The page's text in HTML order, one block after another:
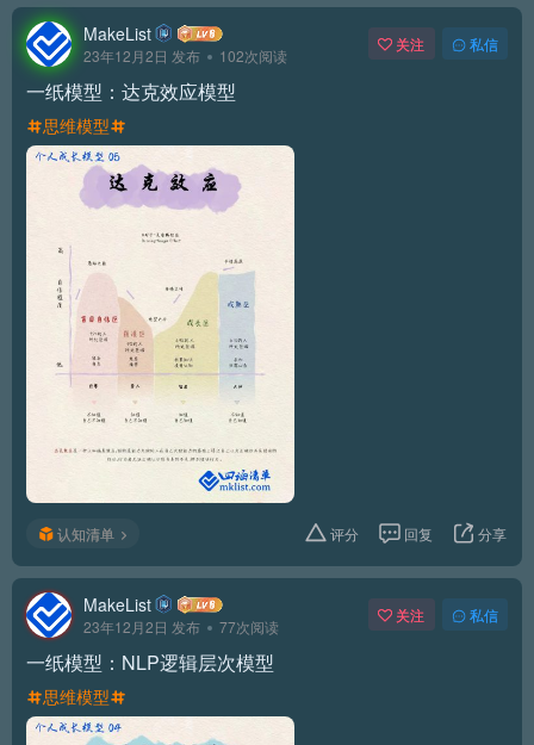
MakeList
23年12月2日 发布 102次阅读
关注 私信
一纸模型：达克效应模型
思维模型
认知清单 评分 回复 分享
MakeList
23年12月2日 发布 77次阅读
关注 私信
一纸模型：NLP逻辑层次模型
思维模型